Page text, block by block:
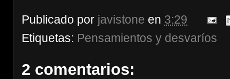
Publicado por javistone en 3:29
Etiquetas: Pensamientos y desvaríos
2 comentarios: